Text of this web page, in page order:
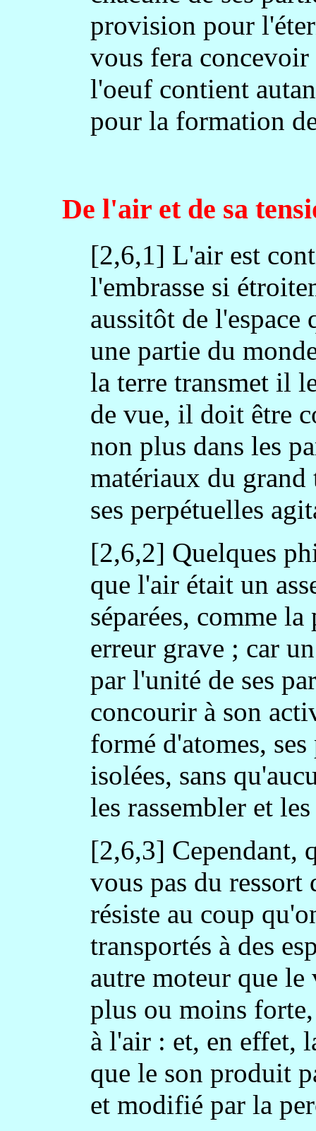
provision pour
vous fera concevoir
l'oeuf contient
pour la formation
De l'air et de sa
[2,6,1] L'air est
l'embrasse si
aussitôt de
une partie du
la terre transmet il
de vue, il doit être
non plus dans les
matériaux du
ses perpétuelles
[2,6,2] Quelques
que l'air était un
séparées, comme
erreur grave ; car
par l'unité de ses
concourir à son
formé d'atomes,
isolées, sans
les rassembler et
[2,6,3] Cependant,
vous pas du
résiste au coup
transportés à des
autre moteur que
plus ou moins
à l'air : et, en effet,
que le son produit
et modifié par la